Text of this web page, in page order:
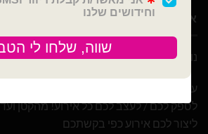
אודות
נוי עמיר – שיווק והפצה בלונים וציוד נלווה
לספק לכם / לעצב לכם כל אירוע! מהקטן ועד
ליצור לכם אירוע כפי בקשתכם